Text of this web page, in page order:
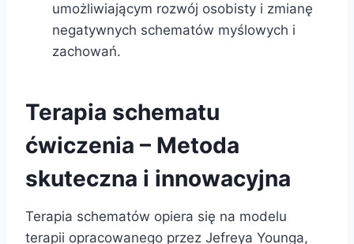
umożliwiającym rozwój osobisty i zmianę
negatywnych schematów myślowych i
zachowań.
Terapia schematu
ćwiczenia – Metoda
skuteczna i innowacyjna
Terapia schematów opiera się na modelu
terapii opracowanego przez Jefreya Younga,